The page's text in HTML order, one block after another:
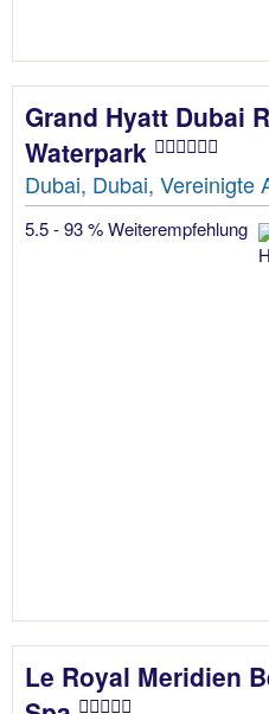
Grand Hyatt Dubai
Waterpark
Dubai, Dubai, Vereinigte
5.5 - 93 % Weiterempfehlung
Le Royal Meridien